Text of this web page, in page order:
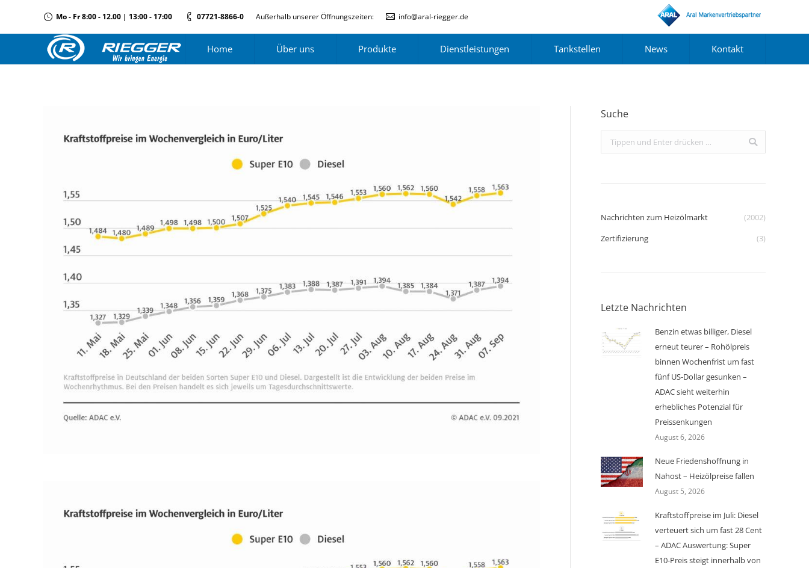
Mo - Fr 8:00 - 12.00 | 13:00 - 17:00 07721-8866-0 Außerhalb unserer Öffnungszeiten: info@aral-riegger.de
Home Über uns Produkte Dienstleistungen Tankstellen News Kontakt
Suche
Search:
Nachrichten zum Heizölmarkt
(2002)
Zertifizierung
(3)
Letzte Nachrichten
Benzin etwas billiger, Diesel
erneut teurer – Rohölpreis
binnen Wochenfrist um fast
fünf US-Dollar gesunken –
ADAC sieht weiterhin
erhebliches Potenzial für
Preissenkungen
August 6, 2026
Neue Friedenshoffnung in
Nahost – Heizölpreise fallen
August 5, 2026
Kraftstoffpreise im Juli: Diesel
verteuert sich um fast 28 Cent
– ADAC Auswertung: Super
E10-Preis steigt innerhalb von